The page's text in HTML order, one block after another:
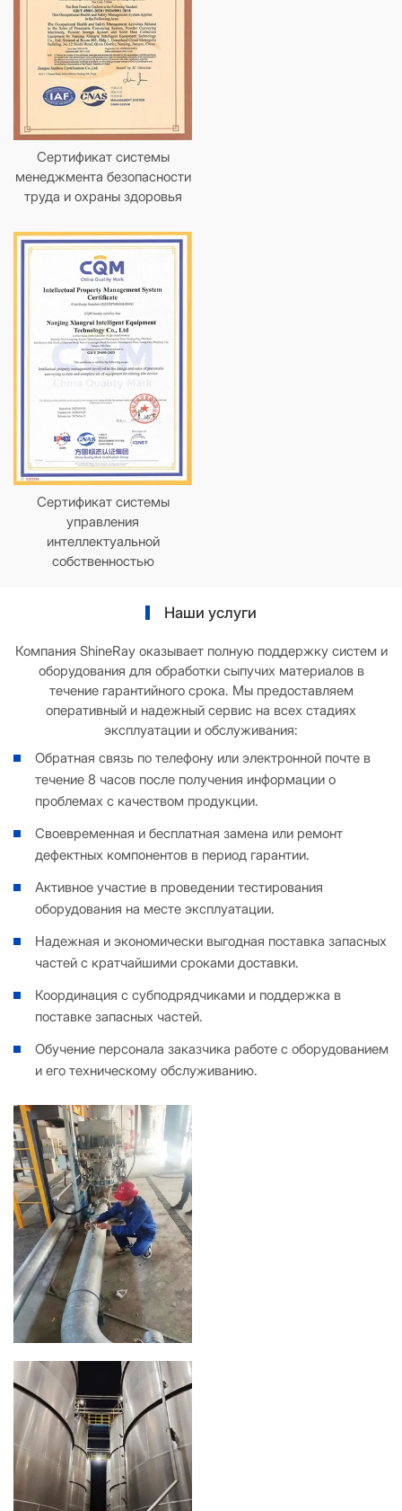
Сертификат системы
менеджмента безопасности
труда и охраны здоровья
Сертификат системы
управления
интеллектуальной
собственностью
Наши услуги
Компания ShineRay оказывает полную поддержку систем и
оборудования для обработки сыпучих материалов в
течение гарантийного срока. Мы предоставляем
оперативный и надежный сервис на всех стадиях
эксплуатации и обслуживания:
Обратная связь по телефону или электронной почте в
течение 8 часов после получения информации о
проблемах с качеством продукции.
Своевременная и бесплатная замена или ремонт
дефектных компонентов в период гарантии.
Активное участие в проведении тестирования
оборудования на месте эксплуатации.
Надежная и экономически выгодная поставка запасных
частей с кратчайшими сроками доставки.
Координация с субподрядчиками и поддержка в
поставке запасных частей.
Обучение персонала заказчика работе с оборудованием
и его техническому обслуживанию.